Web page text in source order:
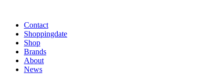
Contact
Shoppingdate
Shop
Brands
About
News